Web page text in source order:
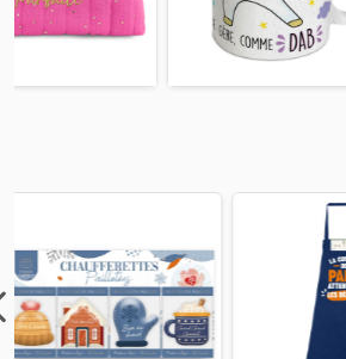
Previous Previous